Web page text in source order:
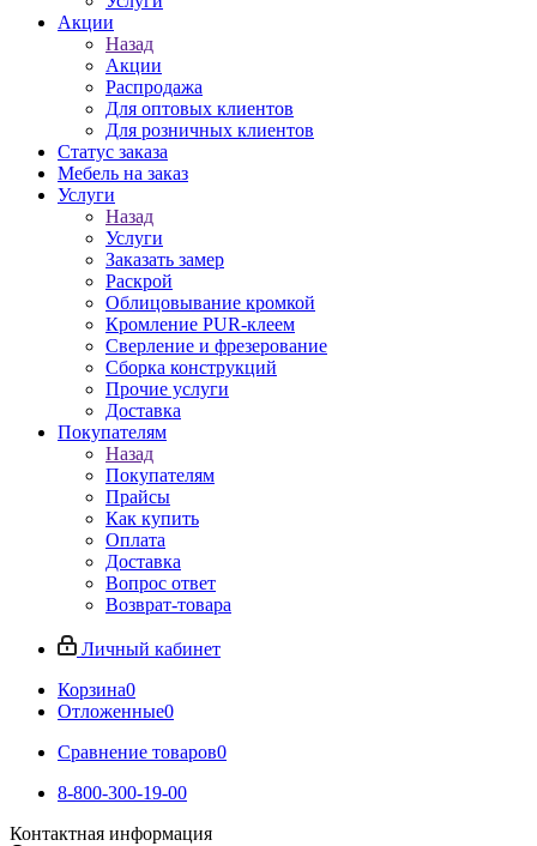
Акции
Назад
Акции
Распродажа
Для оптовых клиентов
Для розничных клиентов
Статус заказа
Мебель на заказ
Услуги
Назад
Услуги
Заказать замер
Раскрой
Облицовывание кромкой
Кромление PUR-клеем
Сверление и фрезерование
Сборка конструкций
Прочие услуги
Доставка
Покупателям
Назад
Покупателям
Прайсы
Как купить
Оплата
Доставка
Вопрос ответ
Возврат-товара
Личный кабинет
Корзина0
Отложенные0
Сравнение товаров0
8-800-300-19-00
Контактная информация